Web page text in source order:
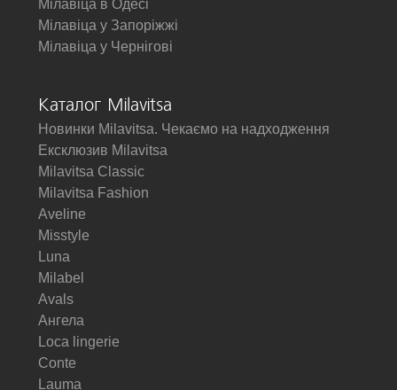
Мілавіца в Одесі
Мілавіца у Запоріжжі
Мілавіца у Чернігові
Каталог Milavitsa
Новинки Milavitsa. Чекаємо на надходження
Ексклюзив Milavitsa
Milavitsa Classic
Milavitsa Fashion
Aveline
Misstyle
Luna
Milabel
Avals
Ангела
Loca lingerie
Conte
Lauma